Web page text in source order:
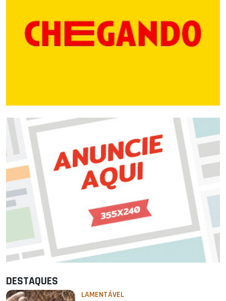
DESTAQUES
LAMENTÁVEL